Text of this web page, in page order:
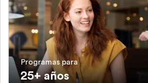
Programas para
25+ años